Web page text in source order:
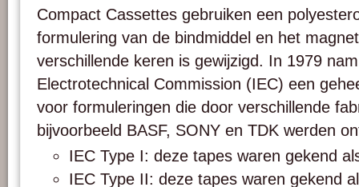
Compact Cassettes gebruiken een
formulering van de bindmiddel en het
verschillende keren is gewijzigd. In 1979
Electrotechnical Commission (IEC) een
voor formuleringen die door verschillende
bijvoorbeeld BASF, SONY en TDK werden
IEC Type I: deze tapes waren gekend
IEC Type II: deze tapes waren gekend